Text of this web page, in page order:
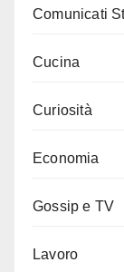
Comunicati
Cucina
Curiosità
Economia
Gossip e TV
Lavoro